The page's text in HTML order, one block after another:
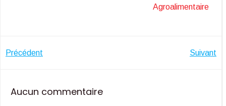
Agroalimentaire
Navigation
de
Précédent Suivant
Aucun commentaire